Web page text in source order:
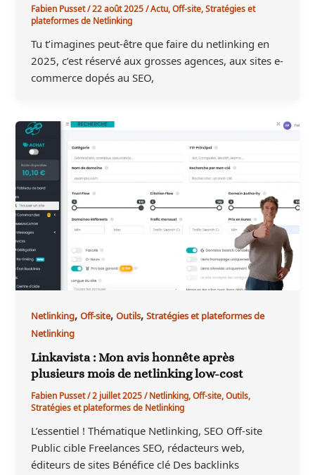
Fabien Pusset/22 août 2025/Actu,Off-site,Stratégies et
plateformes de Netlinking
Tu t’imagines peut-être que faire du netlinking en
2025, c’est réservé aux grosses agences, aux sites e-
commerce dopés au SEO,
Netlinking,Off-site,Outils,Stratégies et plateformes de
Netlinking
Linkavista : Mon avis honnête après
plusieurs mois de netlinking low-cost
Fabien Pusset/2 juillet 2025/Netlinking,Off-site,Outils,
Stratégies et plateformes de Netlinking
L’essentiel ! Thématique Netlinking, SEO Off-site
Public cible Freelances SEO, rédacteurs web,
éditeurs de sites Bénéfice clé Des backlinks